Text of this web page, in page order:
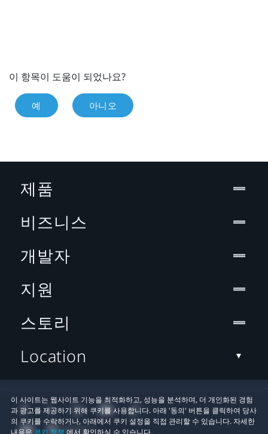
이 항목이 도움이 되었나요?
예 아니오
이 사이트는 웹사이트 기능을 최적화하고, 성능을 분석하며, 더 개인화된 경험
과 광고를 제공하기 위해 쿠키를 사용합니다. 아래 '동의' 버튼을 클릭하여 당사
의 쿠키를 수락하거나, 아래에서 쿠키 설정을 직접 관리할 수 있습니다. 자세한
내용은 쿠키 정책 에서 확인하실 수 있습니다.
제품
비즈니스
개발자
지원
스토리
Location